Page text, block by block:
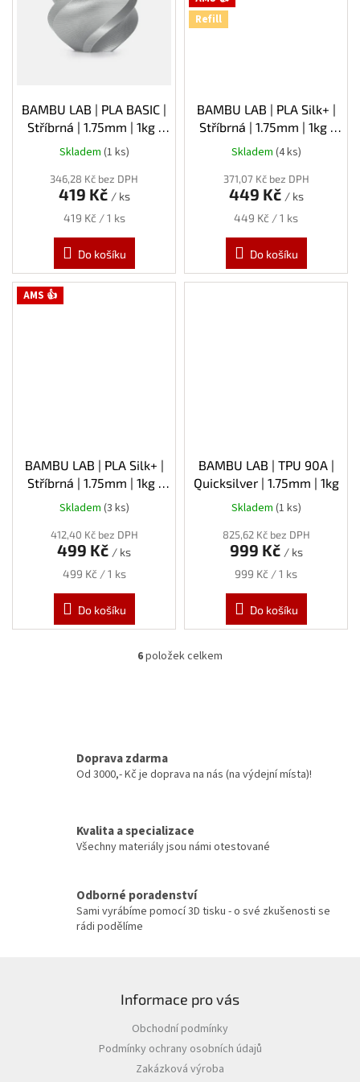
BAMBU LAB | PLA BASIC |
Stříbrná | 1.75mm | 1kg |
Refill
Skladem (1 ks)
346,28 Kč bez DPH
419 Kč / ks
Měrná
419 Kč / 1 ks
Do košíku
Refill
BAMBU LAB | PLA Silk+ |
Stříbrná | 1.75mm | 1kg |
Refill
Skladem (4 ks)
371,07 Kč bez DPH
449 Kč / ks
Měrná
449 Kč / 1 ks
Do košíku
AMS 👍
BAMBU LAB | PLA Silk+ |
Stříbrná | 1.75mm | 1kg |
Spool
Skladem (3 ks)
412,40 Kč bez DPH
499 Kč / ks
Měrná
499 Kč / 1 ks
Do košíku
BAMBU LAB | TPU 90A |
Quicksilver | 1.75mm | 1kg
Skladem (1 ks)
825,62 Kč bez DPH
999 Kč / ks
Měrná
999 Kč / 1 ks
Do košíku
O
í
k
y
p
i
6položek celkem
Doprava zdarma
Od 3000,- Kč je doprava na nás (na výdejní místa)!
Kvalita a specializace
Všechny materiály jsou námi otestované
Odborné poradenství
Sami vyrábíme pomocí 3D tisku - o své zkušenosti se
rádi podělíme
Informace pro vás
Obchodní podmínky
Podmínky ochrany osobních údajů
Zakázková výroba